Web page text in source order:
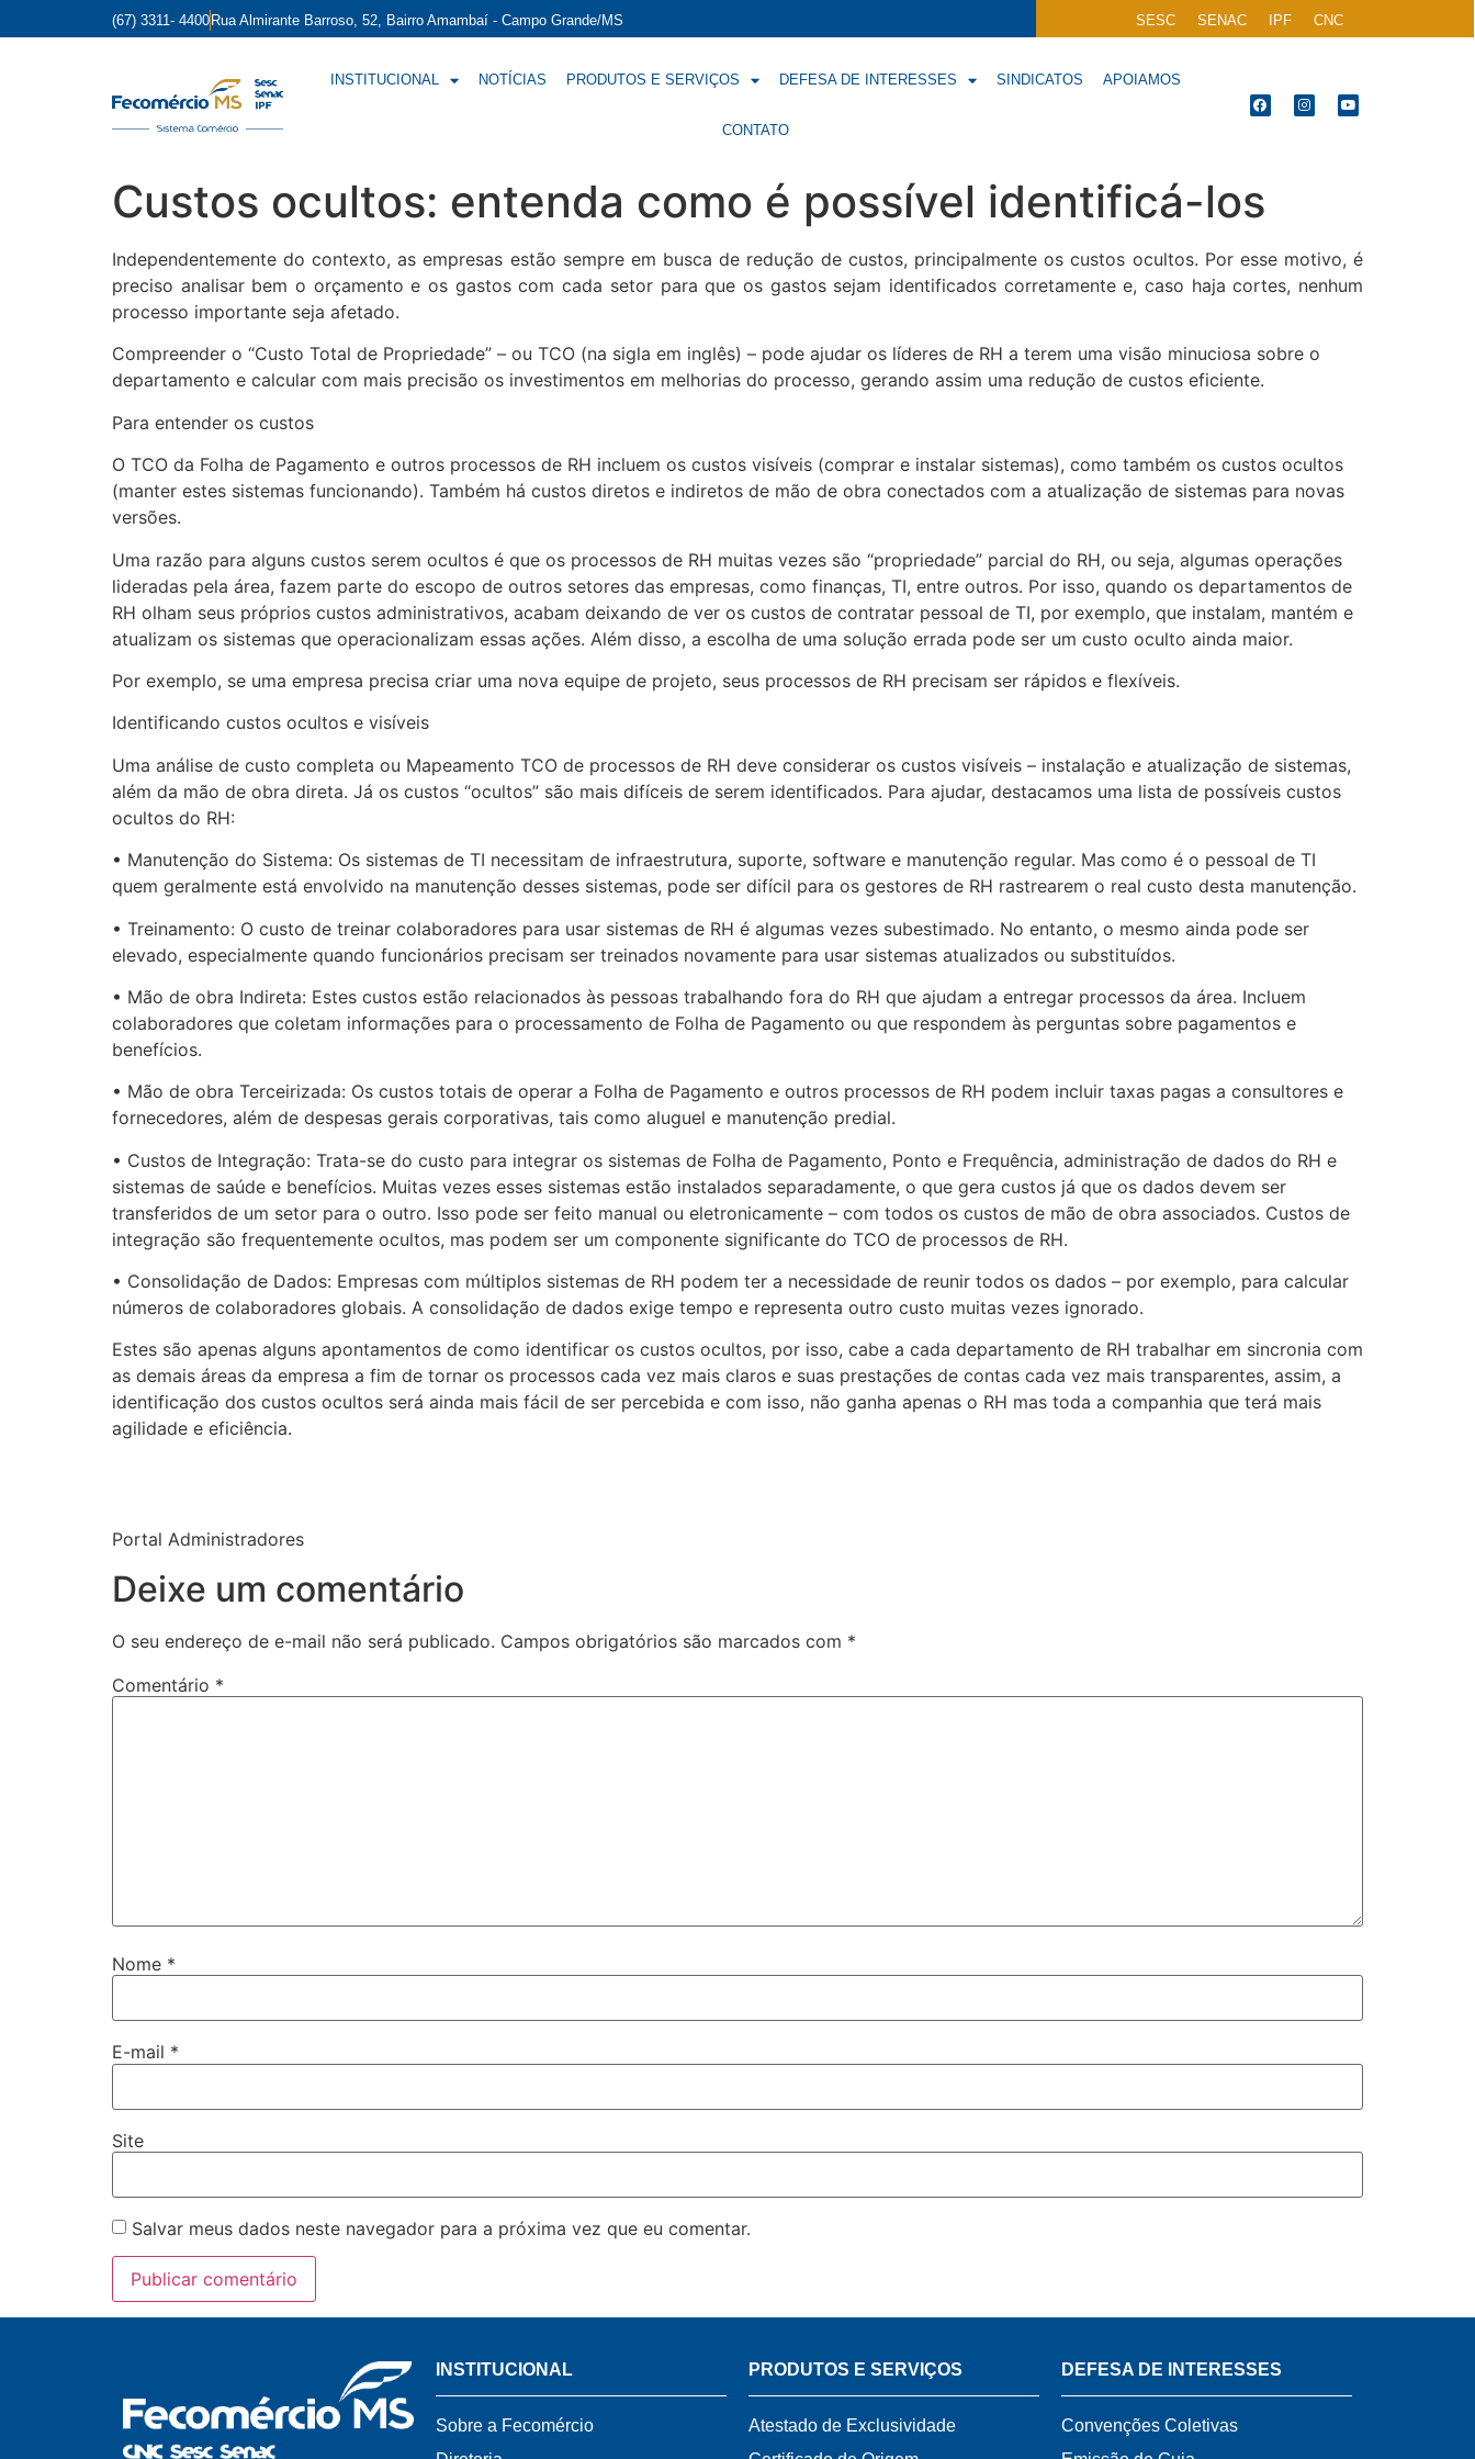
(67) 3311- 4400 Rua Almirante Barroso, 52, Bairro Amambaí - Campo Grande/MS SESC SENAC IPF CNC
INSTITUCIONAL NOTÍCIAS PRODUTOS E SERVIÇOS DEFESA DE INTERESSES SINDICATOS APOIAMOS
CONTATO
Custos ocultos: entenda como é possível identificá-los
Independentemente do contexto, as empresas estão sempre em busca de redução de custos, principalmente os custos ocultos. Por esse motivo, é
preciso analisar bem o orçamento e os gastos com cada setor para que os gastos sejam identificados corretamente e, caso haja cortes, nenhum
processo importante seja afetado.
Compreender o “Custo Total de Propriedade” – ou TCO (na sigla em inglês) – pode ajudar os líderes de RH a terem uma visão minuciosa sobre o
departamento e calcular com mais precisão os investimentos em melhorias do processo, gerando assim uma redução de custos eficiente.
Para entender os custos
O TCO da Folha de Pagamento e outros processos de RH incluem os custos visíveis (comprar e instalar sistemas), como também os custos ocultos
(manter estes sistemas funcionando). Também há custos diretos e indiretos de mão de obra conectados com a atualização de sistemas para novas
versões.
Uma razão para alguns custos serem ocultos é que os processos de RH muitas vezes são “propriedade” parcial do RH, ou seja, algumas operações
lideradas pela área, fazem parte do escopo de outros setores das empresas, como finanças, TI, entre outros. Por isso, quando os departamentos de
RH olham seus próprios custos administrativos, acabam deixando de ver os custos de contratar pessoal de TI, por exemplo, que instalam, mantém e
atualizam os sistemas que operacionalizam essas ações. Além disso, a escolha de uma solução errada pode ser um custo oculto ainda maior.
Por exemplo, se uma empresa precisa criar uma nova equipe de projeto, seus processos de RH precisam ser rápidos e flexíveis.
Identificando custos ocultos e visíveis
Uma análise de custo completa ou Mapeamento TCO de processos de RH deve considerar os custos visíveis – instalação e atualização de sistemas,
além da mão de obra direta. Já os custos “ocultos” são mais difíceis de serem identificados. Para ajudar, destacamos uma lista de possíveis custos
ocultos do RH:
• Manutenção do Sistema: Os sistemas de TI necessitam de infraestrutura, suporte, software e manutenção regular. Mas como é o pessoal de TI
quem geralmente está envolvido na manutenção desses sistemas, pode ser difícil para os gestores de RH rastrearem o real custo desta manutenção.
• Treinamento: O custo de treinar colaboradores para usar sistemas de RH é algumas vezes subestimado. No entanto, o mesmo ainda pode ser
elevado, especialmente quando funcionários precisam ser treinados novamente para usar sistemas atualizados ou substituídos.
• Mão de obra Indireta: Estes custos estão relacionados às pessoas trabalhando fora do RH que ajudam a entregar processos da área. Incluem
colaboradores que coletam informações para o processamento de Folha de Pagamento ou que respondem às perguntas sobre pagamentos e
benefícios.
• Mão de obra Terceirizada: Os custos totais de operar a Folha de Pagamento e outros processos de RH podem incluir taxas pagas a consultores e
fornecedores, além de despesas gerais corporativas, tais como aluguel e manutenção predial.
• Custos de Integração: Trata-se do custo para integrar os sistemas de Folha de Pagamento, Ponto e Frequência, administração de dados do RH e
sistemas de saúde e benefícios. Muitas vezes esses sistemas estão instalados separadamente, o que gera custos já que os dados devem ser
transferidos de um setor para o outro. Isso pode ser feito manual ou eletronicamente – com todos os custos de mão de obra associados. Custos de
integração são frequentemente ocultos, mas podem ser um componente significante do TCO de processos de RH.
• Consolidação de Dados: Empresas com múltiplos sistemas de RH podem ter a necessidade de reunir todos os dados – por exemplo, para calcular
números de colaboradores globais. A consolidação de dados exige tempo e representa outro custo muitas vezes ignorado.
Estes são apenas alguns apontamentos de como identificar os custos ocultos, por isso, cabe a cada departamento de RH trabalhar em sincronia com
as demais áreas da empresa a fim de tornar os processos cada vez mais claros e suas prestações de contas cada vez mais transparentes, assim, a
identificação dos custos ocultos será ainda mais fácil de ser percebida e com isso, não ganha apenas o RH mas toda a companhia que terá mais
agilidade e eficiência.
Portal Administradores
Deixe um comentário
O seu endereço de e-mail não será publicado. Campos obrigatórios são marcados com *
Comentário *
Nome *
E-mail *
Site
Salvar meus dados neste navegador para a próxima vez que eu comentar.
INSTITUCIONAL
Sobre a Fecomércio
PRODUTOS E SERVIÇOS
Atestado de Exclusividade
DEFESA DE INTERESSES
Convenções Coletivas